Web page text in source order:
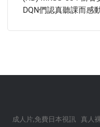
DQN們認真聽課而感
成人片,免費日本視訊 真人